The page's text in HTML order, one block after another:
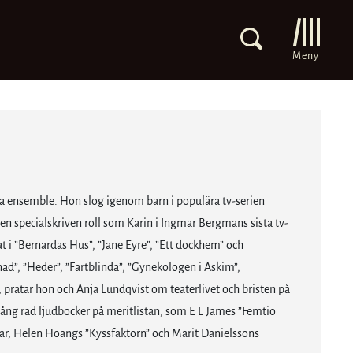
Meny
ensemble. Hon slog igenom barn i populära tv-serien
specialskriven roll som Karin i Ingmar Bergmans sista tv-
Hus”, ”Jane Eyre”, ”Ett dockhem” och
”Heder”, ”Fartblinda”, ”Gynekologen i Askim”,
pratar hon och Anja Lundqvist om teaterlivet och bristen på
rad ljudböcker på meritlistan, som E L James ”Femtio
Helen Hoangs ”Kyssfaktorn” och Marit Danielssons